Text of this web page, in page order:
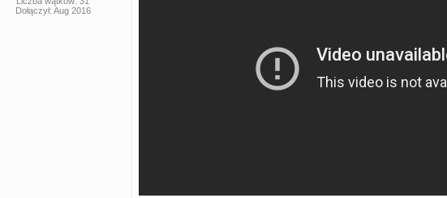
Dołączył: Aug 2016